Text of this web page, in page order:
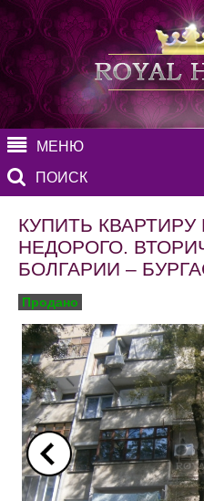
МЕНЮ
ПОИСК
КУПИТЬ КВАРТИРУ
НЕДОРОГО.
БОЛГАРИИ –
Продано